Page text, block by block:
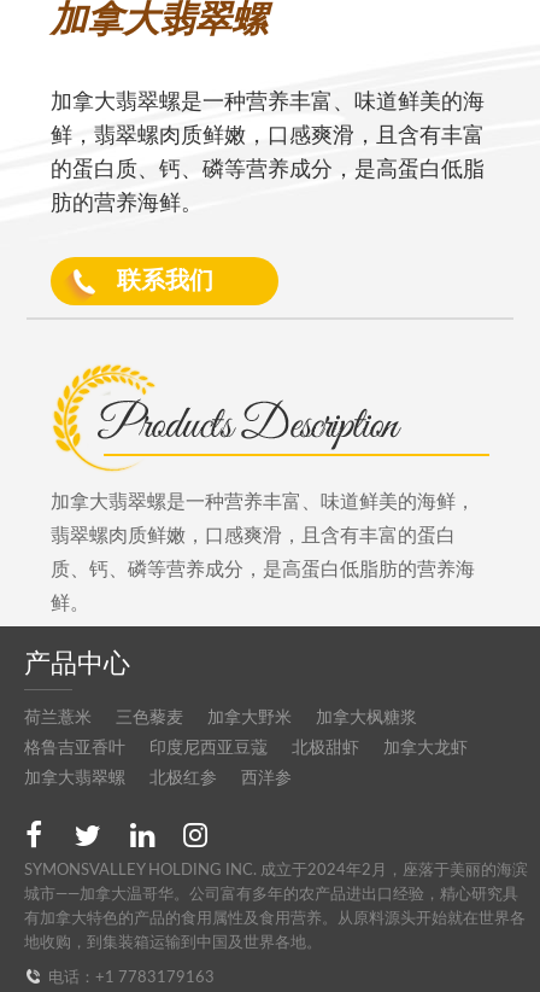
加拿大翡翠螺
加拿大翡翠螺是一种营养丰富、味道鲜美的海
鲜，翡翠螺肉质鲜嫩，口感爽滑，且含有丰富
的蛋白质、钙、磷等营养成分，是高蛋白低脂
肪的营养海鲜。
联系我们
加拿大翡翠螺是一种营养丰富、味道鲜美的海鲜，
翡翠螺肉质鲜嫩，口感爽滑，且含有丰富的蛋白
质、钙、磷等营养成分，是高蛋白低脂肪的营养海
鲜。
产品中心
荷兰薏米 三色藜麦 加拿大野米
加拿大枫糖浆
格鲁吉亚香叶
印度尼西亚豆蔻 北极甜虾
加拿大龙虾
加拿大翡翠螺
北极红参 西洋参
SYMONSVALLEY HOLDING INC. 成立于2024年2月，座落于美丽的海滨
城市——加拿大温哥华。公司富有多年的农产品进出口经验，精心研究具
有加拿大特色的产品的食用属性及食用营养。从原料源头开始就在世界各
地收购，到集装箱运输到中国及世界各地。
电话：+1 7783179163